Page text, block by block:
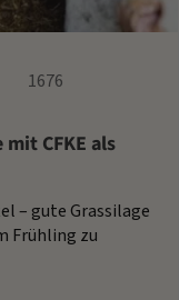
1676
mit CFKE als
– gute Grassilage
Frühling zu